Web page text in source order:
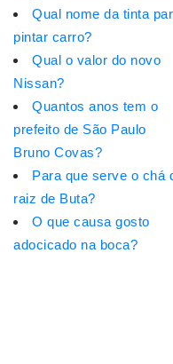
Qual nome da tinta
pintar carro?
Qual o valor do novo
Nissan?
Quantos anos tem o
prefeito de São Paulo
Bruno Covas?
Para que serve o chá
raiz de Buta?
O que causa gosto
adocicado na boca?